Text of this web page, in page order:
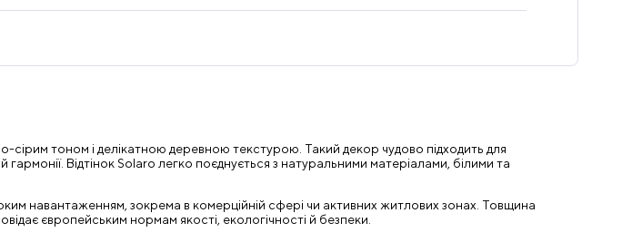
сірим тоном і делікатною деревною текстурою. Такий декор чудово підходить для
Відтінок Solaro легко поєднується з натуральними матеріалами, білими та
навантаженням, зокрема в комерційній сфері чи активних житлових зонах. Товщина
європейським нормам якості, екологічності й безпеки.